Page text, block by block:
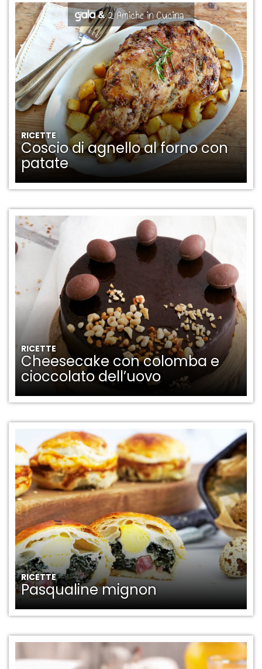
RICETTE
Coscio di agnello al forno con
patate
RICETTE
Cheesecake con colomba e
cioccolato dell’uovo
RICETTE
Pasqualine mignon